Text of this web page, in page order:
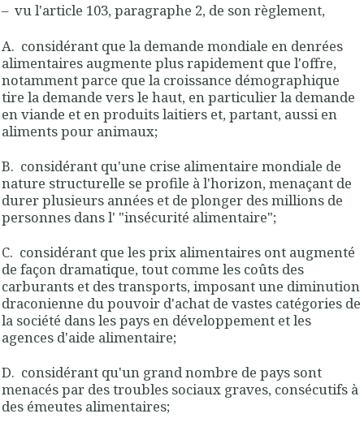
– vu l'article 103, paragraphe 2, de son règlement,
A. considérant que la demande mondiale en denrées
alimentaires augmente plus rapidement que l'offre,
notamment parce que la croissance démographique
tire la demande vers le haut, en particulier la demande
en viande et en produits laitiers et, partant, aussi en
aliments pour animaux;
B. considérant qu'une crise alimentaire mondiale de
nature structurelle se profile à l'horizon, menaçant de
durer plusieurs années et de plonger des millions de
personnes dans l' "insécurité alimentaire";
C. considérant que les prix alimentaires ont augmenté
de façon dramatique, tout comme les coûts des
carburants et des transports, imposant une diminution
draconienne du pouvoir d'achat de vastes catégories de
la société dans les pays en développement et les
agences d'aide alimentaire;
D. considérant qu'un grand nombre de pays sont
menacés par des troubles sociaux graves, consécutifs à
des émeutes alimentaires;